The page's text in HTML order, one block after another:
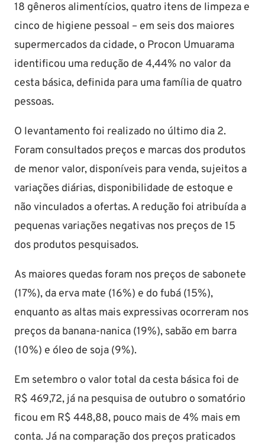
18 gêneros alimentícios, quatro itens de limpeza e
cinco de higiene pessoal – em seis dos maiores
supermercados da cidade, o Procon Umuarama
identificou uma redução de 4,44% no valor da
cesta básica, definida para uma família de quatro
pessoas.
O levantamento foi realizado no último dia 2.
Foram consultados preços e marcas dos produtos
de menor valor, disponíveis para venda, sujeitos a
variações diárias, disponibilidade de estoque e
não vinculados a ofertas. A redução foi atribuída a
pequenas variações negativas nos preços de 15
dos produtos pesquisados.
As maiores quedas foram nos preços de sabonete
(17%), da erva mate (16%) e do fubá (15%),
enquanto as altas mais expressivas ocorreram nos
preços da banana-nanica (19%), sabão em barra
(10%) e óleo de soja (9%).
Em setembro o valor total da cesta básica foi de
R$ 469,72, já na pesquisa de outubro o somatório
ficou em R$ 448,88, pouco mais de 4% mais em
conta. Já na comparação dos preços praticados